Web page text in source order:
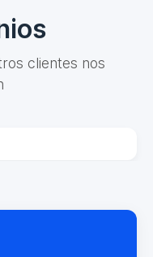
clientes nos